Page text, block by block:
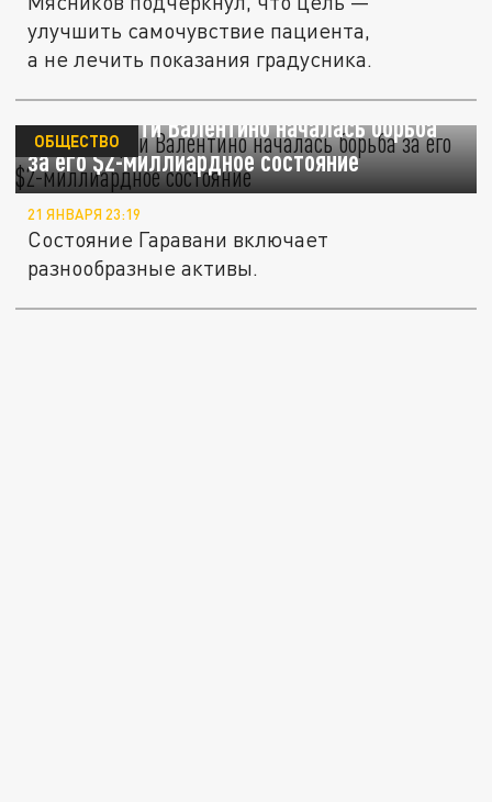
улучшить самочувствие пациента,
а не лечить показания градусника.
После смерти Валентино началась борьба
за его $2-миллиардное состояние
ОБЩЕСТВО
21 ЯНВАРЯ 23:19
Состояние Гаравани включает
разнообразные активы.